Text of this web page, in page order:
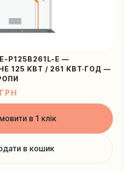
P125B261L-E —
125 КВТ / 261 КВТ·ГОД —
ГРН
в 1 клік
в кошик